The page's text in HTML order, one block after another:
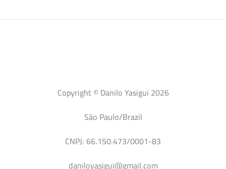
Copyright © Danilo Yasigui 2026
São Paulo/Brazil
CNPJ: 66.150.473/0001-83
daniloyasigui@gmail.com